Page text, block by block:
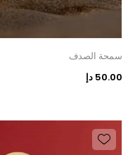
سمحة الصدف
50.00 دإ